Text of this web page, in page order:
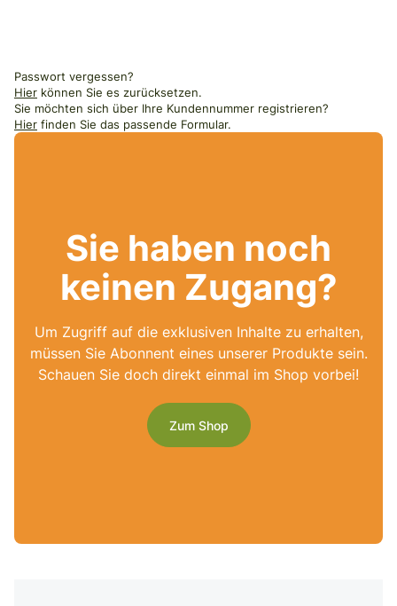
Passwort vergessen?
Hier können Sie es zurücksetzen.
Sie möchten sich über Ihre Kundennummer registrieren?
Hier finden Sie das passende Formular.
Sie haben noch
keinen Zugang?
Um Zugriff auf die exklusiven Inhalte zu erhalten,
müssen Sie Abonnent eines unserer Produkte sein.
Schauen Sie doch direkt einmal im Shop vorbei!
Zum Shop